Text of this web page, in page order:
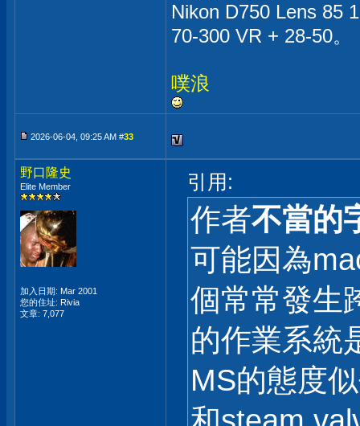
Nikon D750 Lens 85
70-300 VR + 28-50。
噗浪
2026-06-04, 09:25 AM #33
野口隆史
Elite Member
加入日期: Mar 2001
您的住址: Rivia
文章: 7,077
引用:
作者不當的
可能因為
個常常發生
的作業系統
MS的態度